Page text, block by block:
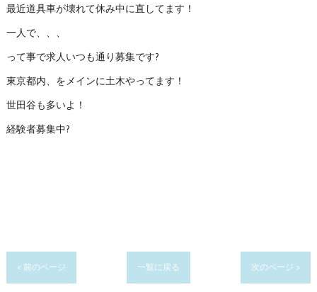
最近道具車が壊れて休み中に直してます！
一人で、、、
って事で求人いつも通り募集です?
東京都内、をメインに土木やってます！
世田谷も多いよ！
経験者募集中?
< 前のページ 一覧に戻る 次のページ >